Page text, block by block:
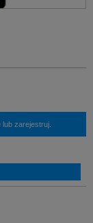
zarejestruj.